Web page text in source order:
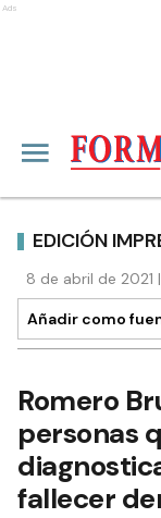
Ads
EDICIÓN
8 de abril de
Añadir como
Romero
personas
fallecer